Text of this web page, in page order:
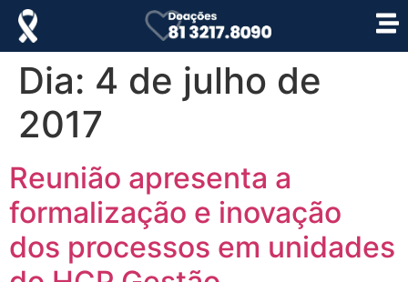
Dia: 4 de julho de
2017
Reunião apresenta a
formalização e inovação
dos processos em unidades